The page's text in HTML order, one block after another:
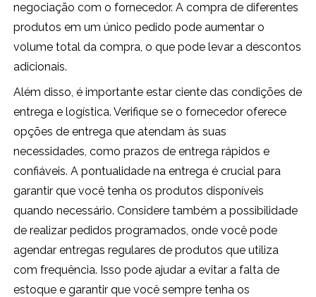
negociação com o fornecedor. A compra de diferentes
produtos em um único pedido pode aumentar o
volume total da compra, o que pode levar a descontos
adicionais.
Além disso, é importante estar ciente das condições de
entrega e logística. Verifique se o fornecedor oferece
opções de entrega que atendam às suas
necessidades, como prazos de entrega rápidos e
confiáveis. A pontualidade na entrega é crucial para
garantir que você tenha os produtos disponíveis
quando necessário. Considere também a possibilidade
de realizar pedidos programados, onde você pode
agendar entregas regulares de produtos que utiliza
com frequência. Isso pode ajudar a evitar a falta de
estoque e garantir que você sempre tenha os